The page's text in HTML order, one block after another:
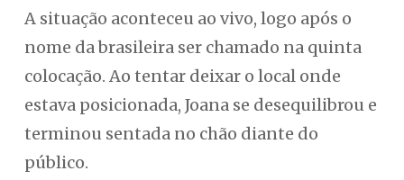
A situação aconteceu ao vivo, logo após o
nome da brasileira ser chamado na quinta
colocação. Ao tentar deixar o local onde
estava posicionada, Joana se desequilibrou e
terminou sentada no chão diante do
público.